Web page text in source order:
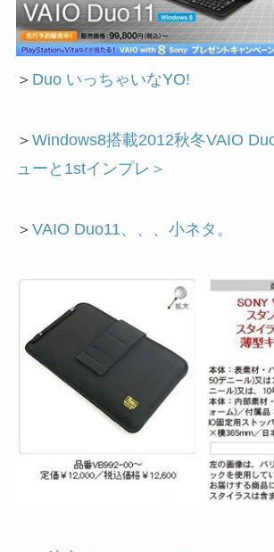
＞ Duo いっちゃいなYO!
＞ Windows8搭載2012秋冬VAIO
ューと1stインプレ＞
＞ VAIO Duo11、、、小ネタ。